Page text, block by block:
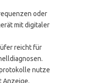
oder
mit digitaler
reicht für
nutze
Anzeige.